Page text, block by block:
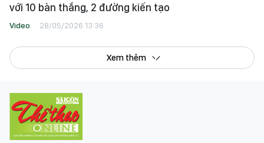
với 10 bàn thắng, 2 đường kiến tạo
Video 28/05/2026 13:36
Xem thêm